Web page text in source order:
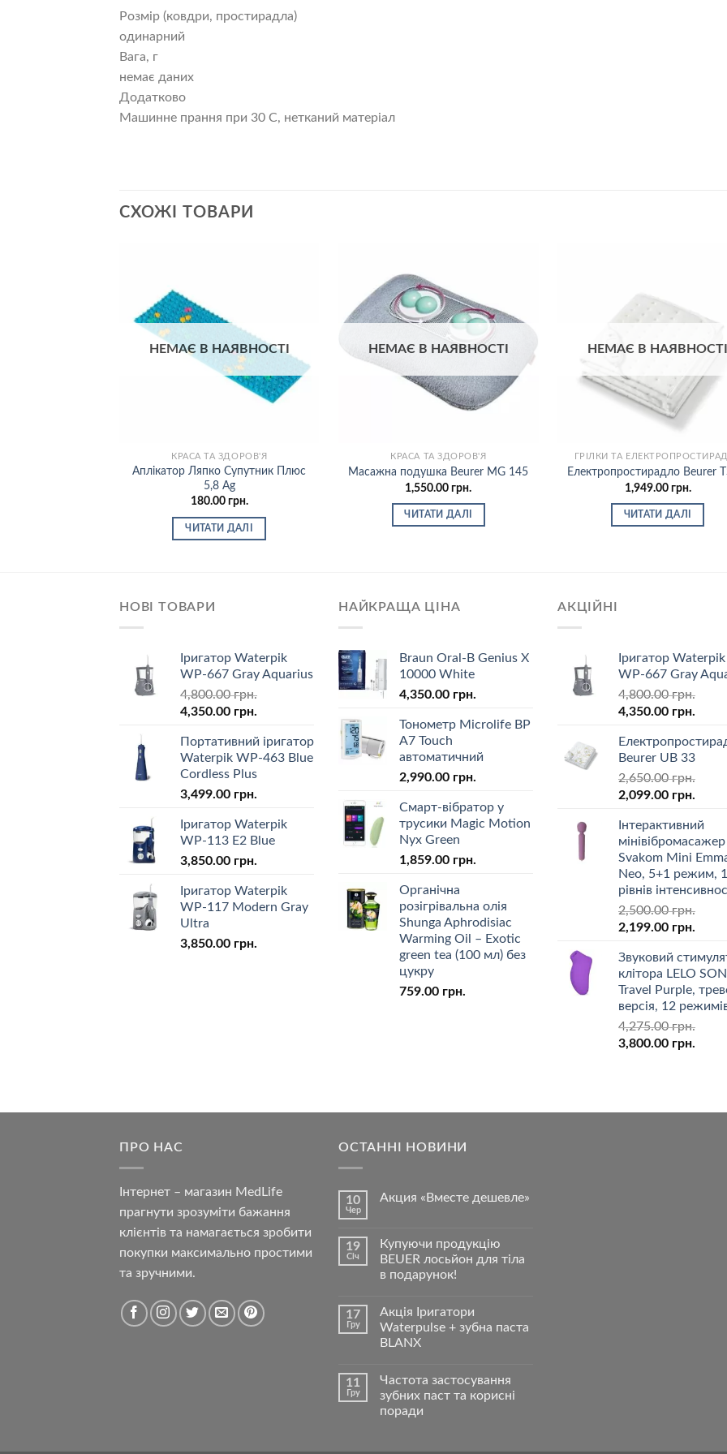
Розмір (ковдри, простирадла)
одинарний
Вага, г
немає даних
Додатково
Машинне прання при 30 C, нетканий матеріал
СХОЖІ ТОВАРИ
НЕМАЄ В НАЯВНОСТІ
КРАСА ТА ЗДОРОВ'Я
Аплікатор Ляпко Супутник Плюс
5,8 Ag
180.00 грн.
ЧИТАТИ ДАЛІ
списку
бажань
НЕМАЄ В НАЯВНОСТІ
КРАСА ТА ЗДОРОВ'Я
Масажна подушка Beurer MG 145
1,550.00грн.
ЧИТАТИ ДАЛІ
НЕМАЄ В НАЯВНОСТІ
ГРІЛКИ ТА
Електропростирадло Beurer
1,949.00 грн.
ЧИТАТИ ДАЛІ
НОВІ ТОВАРИ
Іригатор Waterpik
WP-667 Gray Aquarius
4,800.00грн.
4,350.00 грн.
Портативний іригатор
Waterpik WP-463 Blue
Cordless Plus
3,499.00 грн.
Іригатор Waterpik
WP-113 E2 Blue
3,850.00 грн.
Іригатор Waterpik
WP-117 Modern Gray
Ultra
3,850.00 грн.
НАЙКРАЩА ЦІНА
Braun Oral-B Genius X
10000 White
4,350.00 грн.
Тонометр Microlife BP
A7 Touch
автоматичний
2,990.00 грн.
Смарт-вібратор у
трусики Magic Motion
Nyx Green
1,859.00 грн.
Органічна
розігрівальна олія
Shunga Aphrodisiac
Warming Oil – Exotic
green tea (100 мл) без
цукру
759.00 грн.
АКЦІЙНІ
Іригатор Waterpik
WP-667 Gray
4,800.00грн.
4,350.00 грн.
Beurer UB 33
2,650.00грн.
2,099.00 грн.
Інтерактивний
мінівібромасажер
Svakom Mini
Neo, 5+1 режим,
рівнів
2,500.00грн.
2,199.00 грн.
Звуковий
клітора LELO
Travel Purple,
версія, 12
4,275.00грн.
3,800.00 грн.
ПРО НАС
Інтернет – магазин MedLife
прагнути зрозуміти бажання
клієнтів та намагається зробити
покупки максимально простими
та зручними.
ОСТАННІ НОВИНИ
10
Чер
Акция «Вместе дешевле»
19
Січ
Купуючи продукцію
BEUER лосьйон для тіла
в подарунок!
17
Гру
Акція Іригатори
Waterpulse + зубна паста
BLANX
11
Гру
Частота застосування
зубних паст та корисні
поради